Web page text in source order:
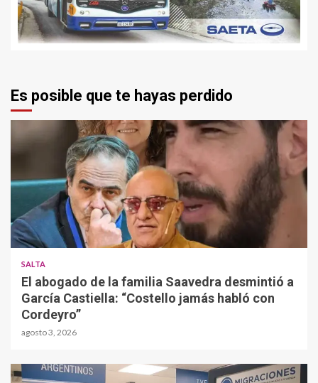
Es posible que te hayas perdido
SALTA
El abogado de la familia Saavedra desmintió a
García Castiella: “Costello jamás habló con
Cordeyro”
agosto 3, 2026